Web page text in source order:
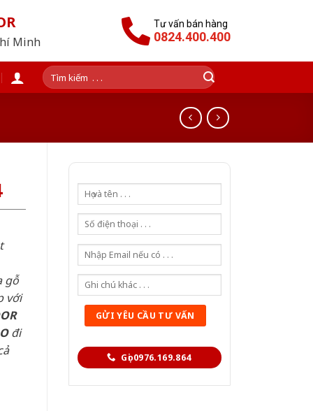
Minh
Tư vấn bán hàng
0824.400.400
Tìm
kiếm:
Gọi 0976.169.864
gỗ
với
đi